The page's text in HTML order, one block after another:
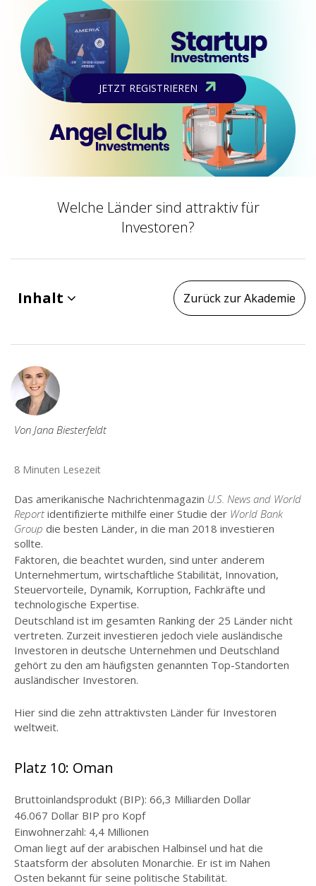
JETZT REGISTRIEREN
Welche Länder sind attraktiv für
Investoren?
Inhalt Zurück zur Akademie
Von Jana Biesterfeldt
8 Minuten Lesezeit
Das amerikanische Nachrichtenmagazin U.S. News and World
Report identifizierte mithilfe einer Studie der World Bank
Group die besten Länder, in die man 2018 investieren
sollte.
Faktoren, die beachtet wurden, sind unter anderem
Unternehmertum, wirtschaftliche Stabilität, Innovation,
Steuervorteile, Dynamik, Korruption, Fachkräfte und
technologische Expertise.
Deutschland ist im gesamten Ranking der 25 Länder nicht
vertreten. Zurzeit investieren jedoch viele ausländische
Investoren in deutsche Unternehmen und Deutschland
gehört zu den am häufigsten genannten Top-Standorten
ausländischer Investoren.
Hier sind die zehn attraktivsten Länder für Investoren
weltweit.
Platz 10: Oman
Bruttoinlandsprodukt (BIP): 66,3 Milliarden Dollar
46.067 Dollar BIP pro Kopf
Einwohnerzahl: 4,4 Millionen
Oman liegt auf der arabischen Halbinsel und hat die
Staatsform der absoluten Monarchie. Er ist im Nahen
Osten bekannt für seine politische Stabilität.